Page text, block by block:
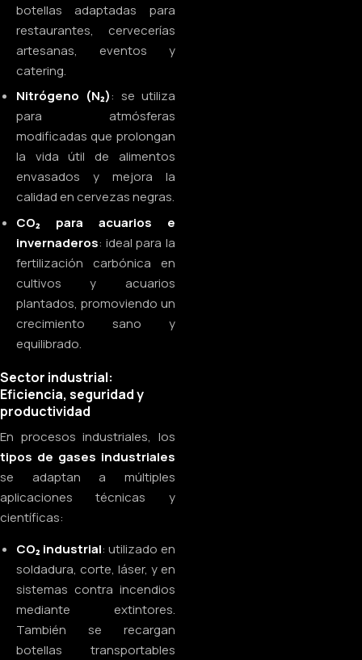
botellas adaptadas para
restaurantes, cervecerías
artesanas, eventos y
catering.
Nitrógeno (N₂): se utiliza
para atmósferas
modificadas que prolongan
la vida útil de alimentos
envasados y mejora la
calidad en cervezas negras.
CO₂ para acuarios e
invernaderos: ideal para la
fertilización carbónica en
cultivos y acuarios
plantados, promoviendo un
crecimiento sano y
equilibrado.
Sector industrial:
Eficiencia, seguridad y
productividad
En procesos industriales, los
tipos de gases industriales
se adaptan a múltiples
aplicaciones técnicas y
científicas:
CO₂ industrial: utilizado en
soldadura, corte, láser, y en
sistemas contra incendios
mediante extintores.
También se recargan
botellas transportables